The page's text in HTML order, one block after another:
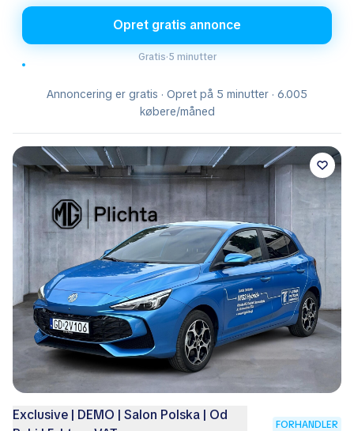
Opret gratis annonce
Gratis·5 minutter
Annoncering er gratis · Opret på 5 minutter · 6.005
købere/måned
Exclusive | DEMO | Salon Polska | Od
FORHANDLER